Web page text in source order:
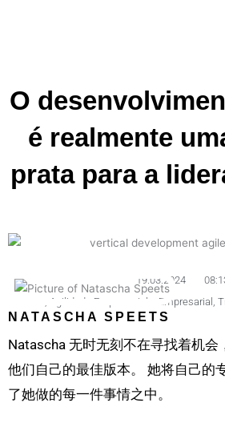
O
é realmente
prata para a
19.03.2024
Agilidade Empresarial e Empresarial ,
NATASCHA SPEETS
Natascha 无时无刻不在寻找着机会
他们自己的最佳版本。 她将自己的
了她做的每一件事情之中。